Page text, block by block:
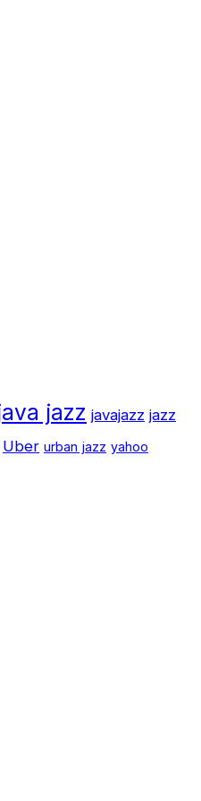
jazz javajazz jazz
Uber urban jazz yahoo